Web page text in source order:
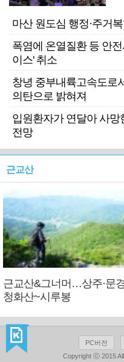
마산 원도심 행정·주거
폭염에 온열질환 등 안
이스' 취소
창녕 중부내륙고속도로
의탄으로 밝혀져
입원환자가 연달아 사망
전망
근교산
근교산&그너머…상주·문
청화산~시루봉
PC버전
Copyright ⓒ 2015